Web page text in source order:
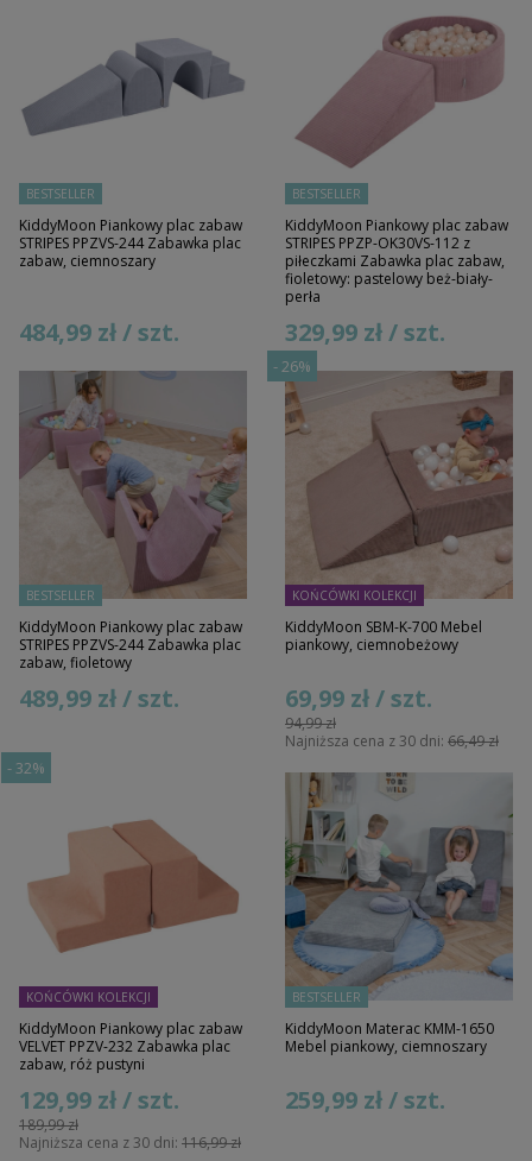
BESTSELLER
KiddyMoon Piankowy plac zabaw
STRIPES PPZVS-244 Zabawka plac
zabaw, ciemnoszary
484,99 zł / szt.
BESTSELLER
KiddyMoon Piankowy plac zabaw
STRIPES PPZP-OK30VS-112 z
piłeczkami Zabawka plac zabaw,
fioletowy: pastelowy beż-biały-
perła
329,99 zł / szt.
BESTSELLER
KiddyMoon Piankowy plac zabaw
STRIPES PPZVS-244 Zabawka plac
zabaw, fioletowy
489,99 zł / szt.
-26%
KOŃCÓWKI KOLEKCJI
KiddyMoon SBM-K-700 Mebel
piankowy, ciemnobeżowy
94,99 zł
69,99 zł / szt.
Najniższa cena z 30 dni: 66,49 zł
- 32%
KOŃCÓWKI KOLEKCJI
KiddyMoon Piankowy plac zabaw
VELVET PPZV-232 Zabawka plac
zabaw, róż pustyni
189,99 zł
129,99 zł / szt.
Najniższa cena z 30 dni: 116,99 zł
BESTSELLER
KiddyMoon Materac KMM-1650
Mebel piankowy, ciemnoszary
259,99 zł / szt.